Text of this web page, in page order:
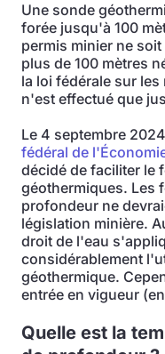
Une sonde
forée jusqu'à 100
permis minier ne
plus de 100 mètres
la loi fédérale sur
n'est effectué que
Le 4 septembre
fédéral de
décidé de faciliter le
géothermiques. Les
profondeur ne
législation minière.
droit de l'eau
considérablement
géothermique.
entrée en vigueur
Quelle est la